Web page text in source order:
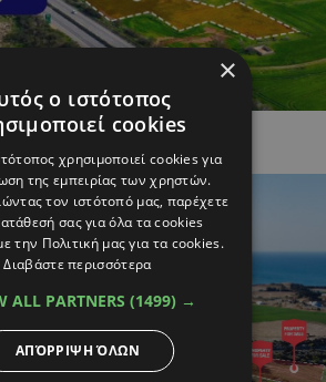
Περιοχές
×
ο ιστότοπος
cookies
χρησιμοποιεί cookies για
της εμπειρίας των χρηστών.
τον ιστότοπό μας, παρέχετε
σας για όλα τα cookies
την Πολιτική μας για τα cookies.
Διαβάστε περισσότερα
ALL PARTNERS (1499) →
ΑΠΌΡΡΙΨΗ ΌΛΩΝ